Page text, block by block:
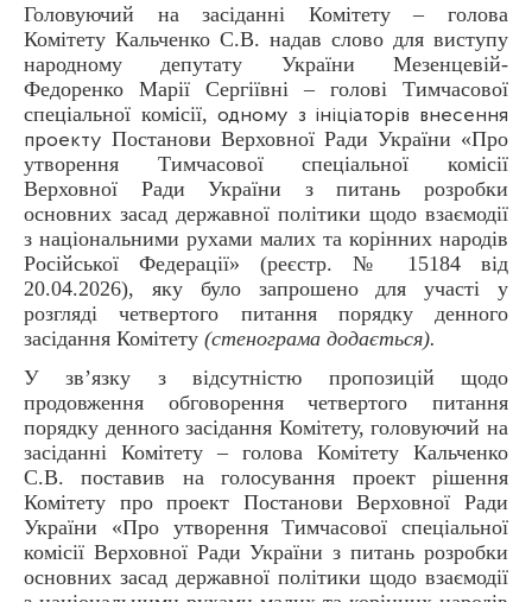
Головуючий на засіданні Комітету – голова
Комітету Кальченко С.В. надав слово для виступу
народному депутату України Мезенцевій-
Федоренко Марії Сергіївні – голові Тимчасової
спеціальної комісії,одному з ініціаторів внесення
проекту Постанови Верховної Ради України «Про
утворення Тимчасової спеціальної комісії
Верховної Ради України з питань розробки
основних засад державної політики щодо взаємодії
з національними рухами малих та корінних народів
Російської Федерації» (реєстр. № 15184 від
20.04.2026), яку було запрошено для участі у
розгляді четвертого питання порядку денного
засідання Комітету (стенограма додається).
У зв’язку з відсутністю пропозицій щодо
продовження обговорення четвертого питання
порядку денного засідання Комітету, головуючий на
засіданні Комітету – голова Комітету Кальченко
С.В. поставив на голосування проект рішення
Комітету про проект Постанови Верховної Ради
України «Про утворення Тимчасової спеціальної
комісії Верховної Ради України з питань розробки
основних засад державної політики щодо взаємодії